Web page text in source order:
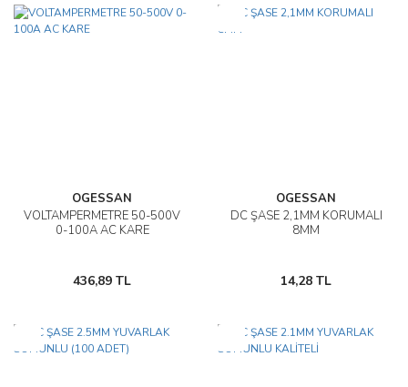
OGESSAN
VOLTAMPERMETRE 50-500V
0-100A AC KARE
436,89 TL
OGESSAN
DC ŞASE 2,1MM KORUMALI
8MM
14,28 TL